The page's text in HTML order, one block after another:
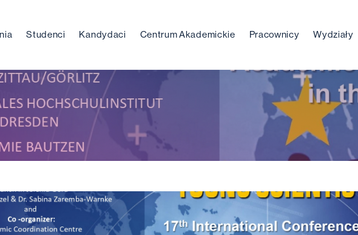
Studenci Kandydaci Centrum Akademickie Pracownicy Wydziały